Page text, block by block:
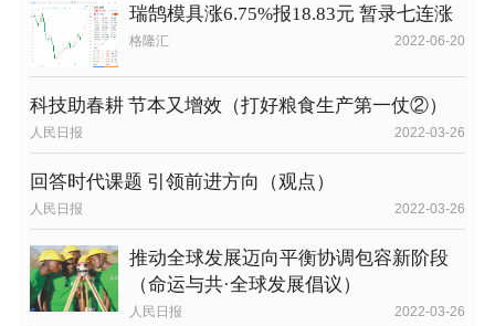
瑞鹄模具涨6.75%报18.83元 暂录七连涨
格隆汇 2022-06-20
科技助春耕 节本又增效（打好粮食生产第一仗②）
人民日报 2022-03-26
回答时代课题 引领前进方向（观点）
人民日报 2022-03-26
推动全球发展迈向平衡协调包容新阶段
（命运与共·全球发展倡议）
人民日报 2022-03-26